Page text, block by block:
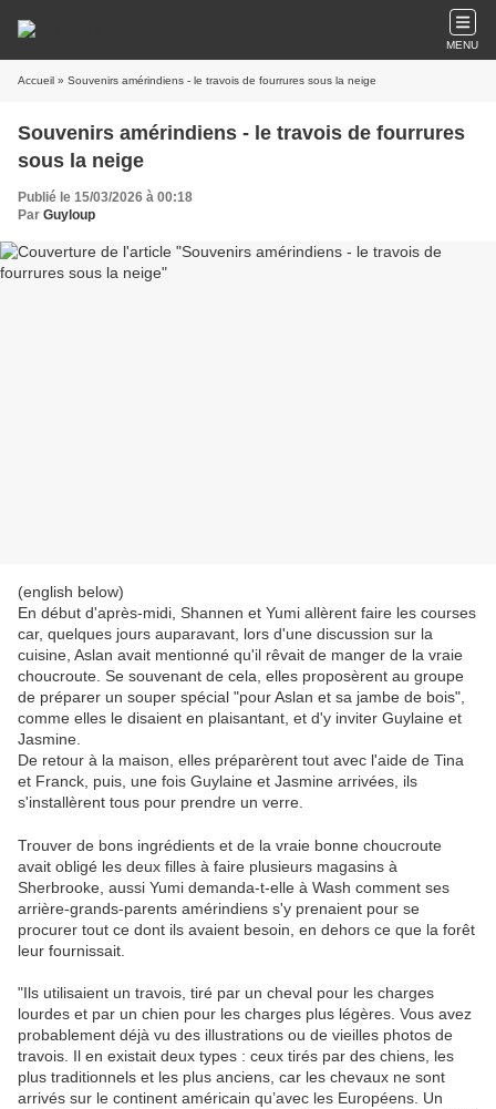
MENU
Accueil » Souvenirs amérindiens - le travois de fourrures sous la neige
Souvenirs amérindiens - le travois de fourrures
sous la neige
Publié le 15/03/2026 à 00:18
Par Guyloup
(english below)
En début d'après-midi, Shannen et Yumi allèrent faire les courses
car, quelques jours auparavant, lors d'une discussion sur la
cuisine, Aslan avait mentionné qu'il rêvait de manger de la vraie
choucroute. Se souvenant de cela, elles proposèrent au groupe
de préparer un souper spécial "pour Aslan et sa jambe de bois",
comme elles le disaient en plaisantant, et d'y inviter Guylaine et
Jasmine.
De retour à la maison, elles préparèrent tout avec l'aide de Tina
et Franck, puis, une fois Guylaine et Jasmine arrivées, ils
s'installèrent tous pour prendre un verre.
Trouver de bons ingrédients et de la vraie bonne choucroute
avait obligé les deux filles à faire plusieurs magasins à
Sherbrooke, aussi Yumi demanda-t-elle à Wash comment ses
arrière-grands-parents amérindiens s'y prenaient pour se
procurer tout ce dont ils avaient besoin, en dehors ce que la forêt
leur fournissait.
"Ils utilisaient un travois, tiré par un cheval pour les charges
lourdes et par un chien pour les charges plus légères. Vous avez
probablement déjà vu des illustrations ou de vieilles photos de
travois. Il en existait deux types : ceux tirés par des chiens, les
plus traditionnels et les plus anciens, car les chevaux ne sont
arrivés sur le continent américain qu’avec les Européens. Un